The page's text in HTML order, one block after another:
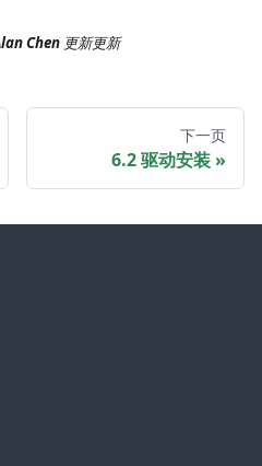
Chen 更新更新
下一页
6.2 驱动安装